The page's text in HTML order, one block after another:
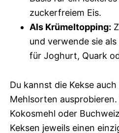
zuckerfreiem Eis.
Als Krümeltopping:
und verwende sie
für Joghurt, Quark
Du kannst die Kekse
Mehlsorten
Kokosmehl oder
Keksen jeweils einen